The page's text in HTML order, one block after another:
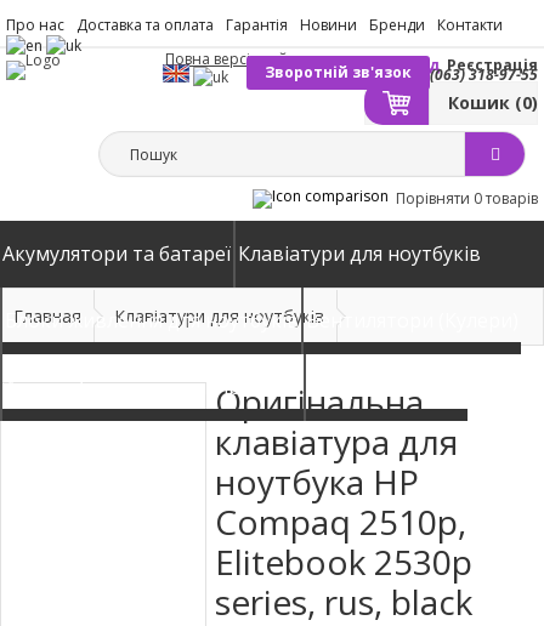
Про нас Доставка та оплата Гарантія Новини Бренди Контакти
(063) 318-97-55
Зворотній зв'язокВхід Реєстрація
Кошик (0)
Повна версія сайту
Порівняти 0 товарів
Акумулятори та батареї Клавіатури для ноутбуків
Блоки живлення для ноутбуків Вентилятори (Кулери)
Автомобільні зарядні пристрої
Главная Клавіатури для ноутбуків
Оригінальна
клавіатура для
ноутбука HP
Compaq 2510p,
Elitebook 2530p
series, rus, black